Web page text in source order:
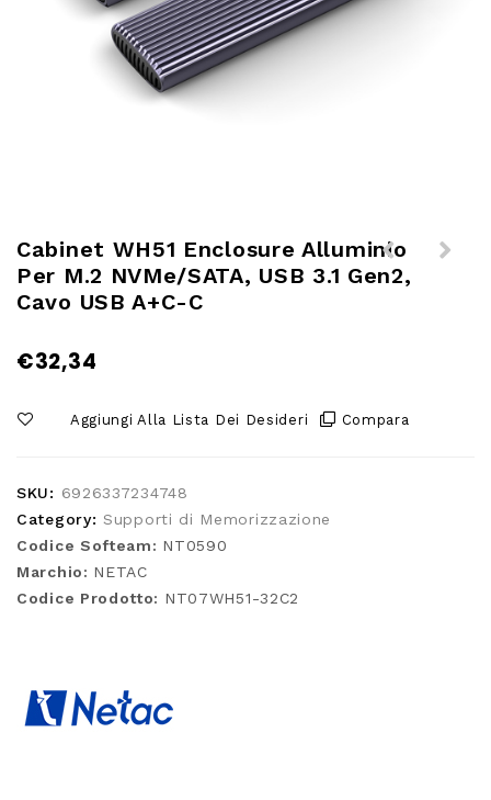
Cabinet WH51 Enclosure Alluminio
Per M.2 NVMe/SATA, USB 3.1 Gen2,
Cavo USB A+C-C
€32,34
Aggiungi Alla Lista Dei Desideri Compara
SKU: 6926337234748
Category: Supporti di Memorizzazione
Codice Softeam: NT0590
Marchio: NETAC
Codice Prodotto: NT07WH51-32C2